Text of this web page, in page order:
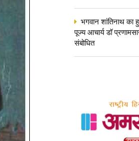
भगवान शांतिनाथ
पूज्य आचार्य डॉ
संबोधित